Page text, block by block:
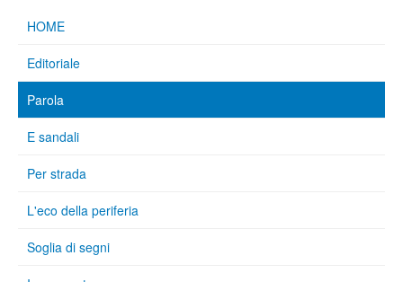
HOME
Editoriale
Parola
E sandali
Per strada
L'eco della periferia
Soglia di segni